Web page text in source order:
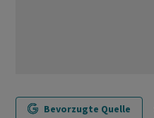
Bevorzugte Quelle